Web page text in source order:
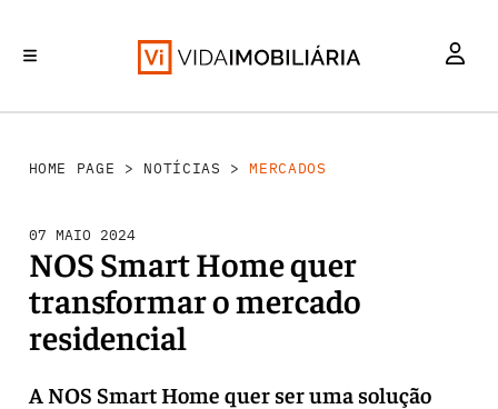
HOME PAGE > NOTÍCIAS >MERCADOS
07 MAIO 2024
NOS Smart Home quer
transformar o mercado
residencial
A NOS Smart Home quer ser uma solução